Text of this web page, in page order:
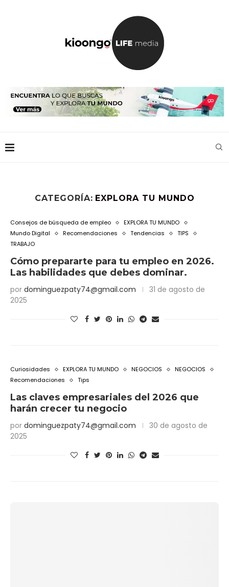
CATEGORÍA: EXPLORA TU MUNDO
Consejos de búsqueda de empleo
EXPLORA TU MUNDO
Mundo Digital
Recomendaciones Tendencias
TIPS
TRABAJO
Cómo prepararte para tu empleo en 2026.
Las habilidades que debes dominar.
por dominguezpaty74@gmail.com
31 de agosto de
2025
Curiosidades EXPLORA TU MUNDO NEGOCIOS
NEGOCIOS
Recomendaciones
Tips
Las claves empresariales del 2026 que
harán crecer tu negocio
por dominguezpaty74@gmail.com
30 de agosto de
2025